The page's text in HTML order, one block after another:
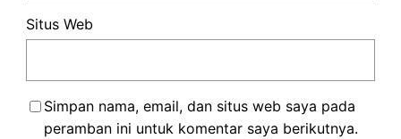
Situs Web
Simpan nama, email, dan situs web saya pada
peramban ini untuk komentar saya berikutnya.